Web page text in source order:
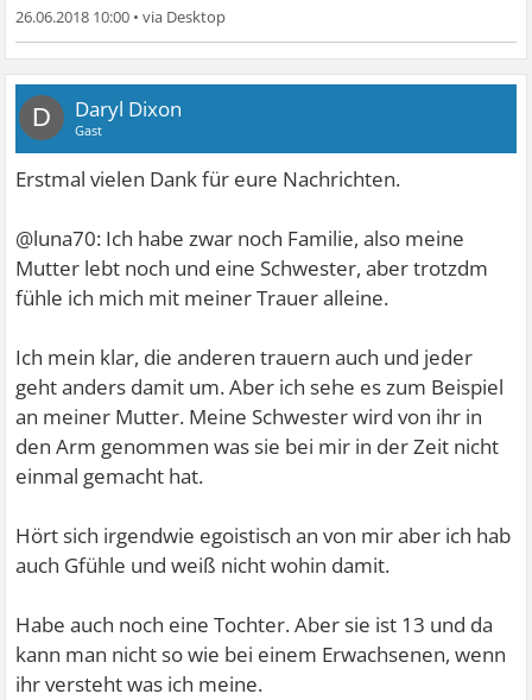
26.06.2018 10:00 •
D Daryl Dixon
Gast
Erstmal vielen Dank für eure Nachrichten.
@luna70: Ich habe zwar noch Familie, also meine
Mutter lebt noch und eine Schwester, aber trotzdm
fühle ich mich mit meiner Trauer alleine.
Ich mein klar, die anderen trauern auch und jeder
geht anders damit um. Aber ich sehe es zum Beispiel
an meiner Mutter. Meine Schwester wird von ihr in
den Arm genommen was sie bei mir in der Zeit nicht
einmal gemacht hat.
Hört sich irgendwie egoistisch an von mir aber ich hab
auch Gfühle und weiß nicht wohin damit.
Habe auch noch eine Tochter. Aber sie ist 13 und da
kann man nicht so wie bei einem Erwachsenen, wenn
ihr versteht was ich meine.